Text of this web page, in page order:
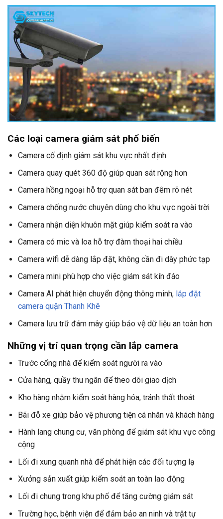
Các loại camera giám sát phổ biến
Camera cố định giám sát khu vực nhất định
Camera quay quét 360 độ giúp quan sát rộng hơn
Camera hồng ngoại hỗ trợ quan sát ban đêm rõ nét
Camera chống nước chuyên dùng cho khu vực ngoài trời
Camera nhận diện khuôn mặt giúp kiểm soát ra vào
Camera có mic và loa hỗ trợ đàm thoại hai chiều
Camera wifi dễ dàng lắp đặt, không cần đi dây phức tạp
Camera mini phù hợp cho việc giám sát kín đáo
Camera AI phát hiện chuyển động thông minh, lắp đặt
camera quận Thanh Khê
Camera lưu trữ đám mây giúp bảo vệ dữ liệu an toàn hơn
Những vị trí quan trọng cần lắp camera
Trước cổng nhà để kiểm soát người ra vào
Cửa hàng, quầy thu ngân để theo dõi giao dịch
Kho hàng nhằm kiểm soát hàng hóa, tránh thất thoát
Bãi đỗ xe giúp bảo vệ phương tiện cá nhân và khách hàng
Hành lang chung cư, văn phòng để giám sát khu vực công
cộng
Lối đi xung quanh nhà để phát hiện các đối tượng lạ
Xưởng sản xuất giúp kiểm soát an toàn lao động
Lối đi chung trong khu phố để tăng cường giám sát
Trường học, bệnh viện để đảm bảo an ninh và trật tự